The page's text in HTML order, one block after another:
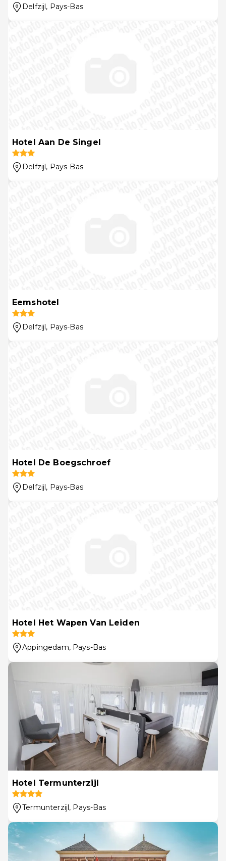
Delfzijl, Pays-Bas
Hotel Aan De Singel
Delfzijl, Pays-Bas
Eemshotel
Delfzijl, Pays-Bas
Hotel De Boegschroef
Delfzijl, Pays-Bas
Hotel Het Wapen Van Leiden
Appingedam, Pays-Bas
Hotel Termunterzijl
Termunterzijl, Pays-Bas